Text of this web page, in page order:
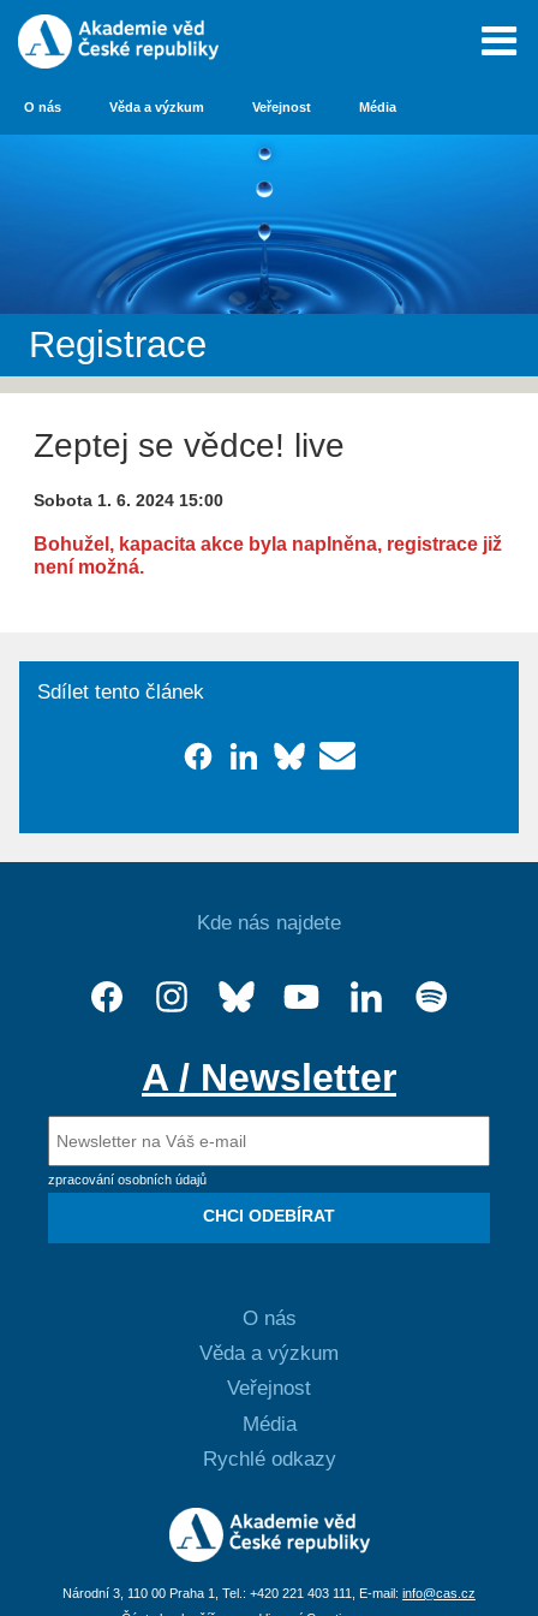
O nás Věda a výzkum Veřejnost Média
Registrace
Zeptej se vědce! live
Sobota 1. 6. 2024 15:00
Bohužel, kapacita akce byla naplněna, registrace již
není možná.
Sdílet tento článek
Kde nás najdete
A / Newsletter
zpracování osobních údajů
CHCI ODEBÍRAT
O nás
Věda a výzkum
Veřejnost
Média
Rychlé odkazy
Národní 3, 110 00 Praha 1, Tel.: +420 221 403 111, E-mail: info@cas.cz